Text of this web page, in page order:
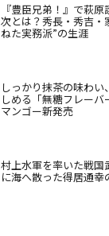
『豊臣兄弟！』で萩
次とは？秀長・秀吉・
ねた実務派”の生涯
しっかり抹茶の味わ
しめる「無糖フレーバ
マンゴー新発売
村上水軍を率いた戦
に海へ散った得居通